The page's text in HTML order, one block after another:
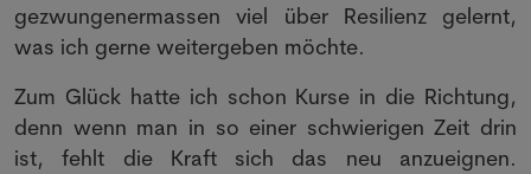
gezwungenermassen viel über Resilienz gelernt,
was ich gerne weitergeben möchte.
Zum Glück hatte ich schon Kurse in die Richtung,
denn wenn man in so einer schwierigen Zeit drin
ist, fehlt die Kraft sich das neu anzueignen.